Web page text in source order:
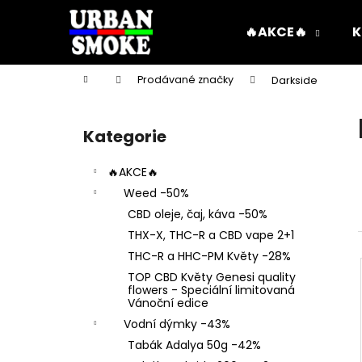
🔥AKCE🔥
Domů Prodávané značky Darkside
Přeskočit
kategorie
Kategorie
🔥AKCE🔥
Weed -50%
CBD oleje, čaj, káva -50%
THX-X, THC-R a CBD vape 2+1
THC-R a HHC-PM Květy -28%
TOP CBD Květy Genesi quality
flowers - Speciální limitovaná
Vánoční edice
Vodní dýmky -43%
Tabák Adalya 50g -42%
í
Zpět
do
Zpět
do